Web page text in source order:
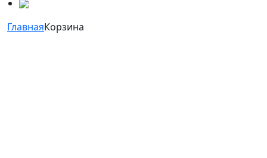
ГлавнаяКорзина